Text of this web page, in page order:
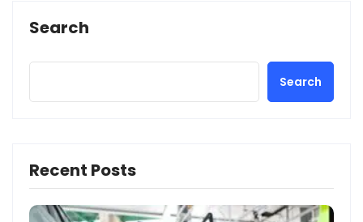
Search
Search
Recent Posts